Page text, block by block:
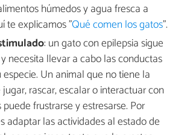
húmedos y agua fresca a
te explicamos "Qué comen los gatos".
: un gato con epilepsia sigue
necesita llevar a cabo las conductas
Un animal que no tiene la
rascar, escalar o interactuar con
frustrarse y estresarse. Por
adaptar las actividades al estado de